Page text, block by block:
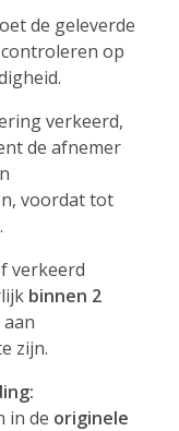
de geleverde
op
verkeerd,
de afnemer
voordat tot
verkeerd
binnen 2
zijn.
in de originele